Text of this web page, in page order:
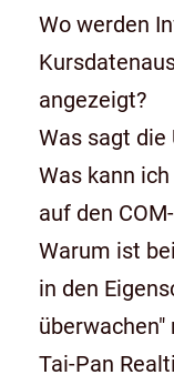
Wo werden
angezeigt?
Was sagt die
Was kann
auf den
Warum ist
in den
Tai-Pan